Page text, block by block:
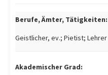
Berufe, Ämter, Tätigkeiten:
Geistlicher, ev.; Pietist; Lehrer
Akademischer Grad: